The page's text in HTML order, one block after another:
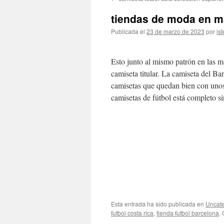
contenido
tiendas de moda en
Publicada el 23 de marzo de 2023 por
Esto junto al mismo patrón en las
camiseta titular. La camiseta del
camisetas que quedan bien con
camisetas de fútbol está completo
Esta entrada ha sido publicada en
futbol costa rica, tienda futbol barcelona.